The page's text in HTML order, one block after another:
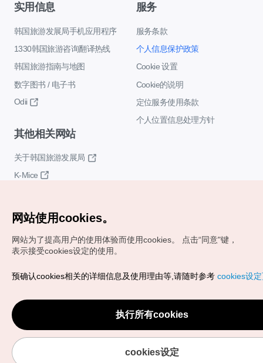
实用信息
韩国旅游发展局手机应用程序
1330韩国旅游咨询翻译热线
韩国旅游指南与地图
数字图书 / 电子书
Odii
服务
服务条款
个人信息保护政策
Cookie 设置
Cookie的说明
定位服务使用条款
个人位置信息处理方针
其他相关网站
关于韩国旅游发展局
K-Mice
Copyrights (c) 韩国旅游发展局版权所有
VISITKOREA官方邮箱
chnsim@knto.or.kr
网站使用cookies。
网站为了提高用户的使用体验而使用cookies。
点击“同意"键，
表示接受cookies设定的使用。
预确认cookies相关的详细信息及使用理由等,请随时参考 cookies设
执行所有cookies
cookies设定